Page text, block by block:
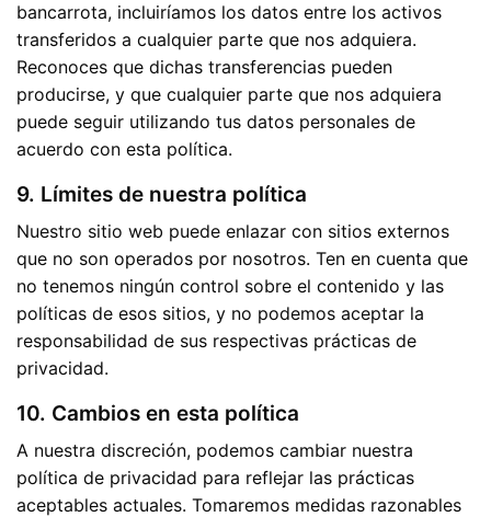
bancarrota, incluiríamos los datos entre los activos
transferidos a cualquier parte que nos adquiera.
Reconoces que dichas transferencias pueden
producirse, y que cualquier parte que nos adquiera
puede seguir utilizando tus datos personales de
acuerdo con esta política.
9. Límites de nuestra política
Nuestro sitio web puede enlazar con sitios externos
que no son operados por nosotros. Ten en cuenta que
no tenemos ningún control sobre el contenido y las
políticas de esos sitios, y no podemos aceptar la
responsabilidad de sus respectivas prácticas de
privacidad.
10. Cambios en esta política
A nuestra discreción, podemos cambiar nuestra
política de privacidad para reflejar las prácticas
aceptables actuales. Tomaremos medidas razonables